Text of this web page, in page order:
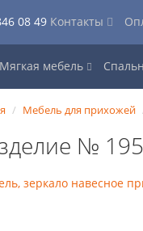
08 49 Контакты
Мягкая мебель
Мебель для прихожей
№